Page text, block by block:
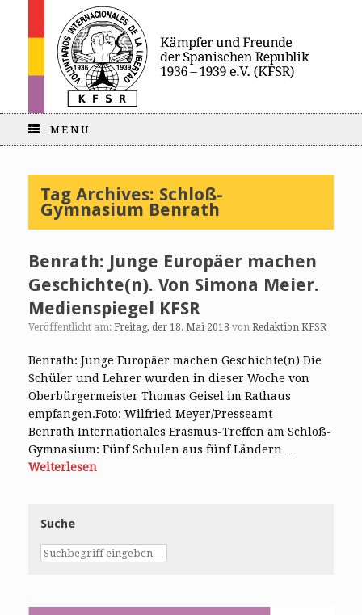
MENU
Tag Archives: Schloß-
Gymnasium Benrath
Benrath: Junge Europäer machen
Geschichte(n). Von Simona Meier.
Medienspiegel KFSR
Veröffentlicht am: Freitag, der 18. Mai 2018 von Redaktion KFSR
Benrath: Junge Europäer machen Geschichte(n) Die
Schüler und Lehrer wurden in dieser Woche von
Oberbürgermeister Thomas Geisel im Rathaus
empfangen.Foto: Wilfried Meyer/Presseamt
Benrath Internationales Erasmus-Treffen am Schloß-
Gymnasium: Fünf Schulen aus fünf Ländern…
Weiterlesen
Suche